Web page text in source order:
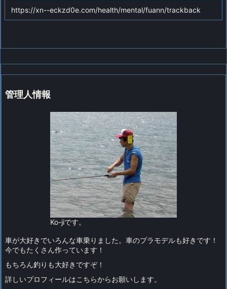
管理人情報
Ko-jiです。
車が大好きでいろんな車乗りました。車のプラモデルも好きです！
今でもたくさん作っています！
もちろん釣りも大好きですぞ！
詳しいプロフィールはこちらからお願いします。